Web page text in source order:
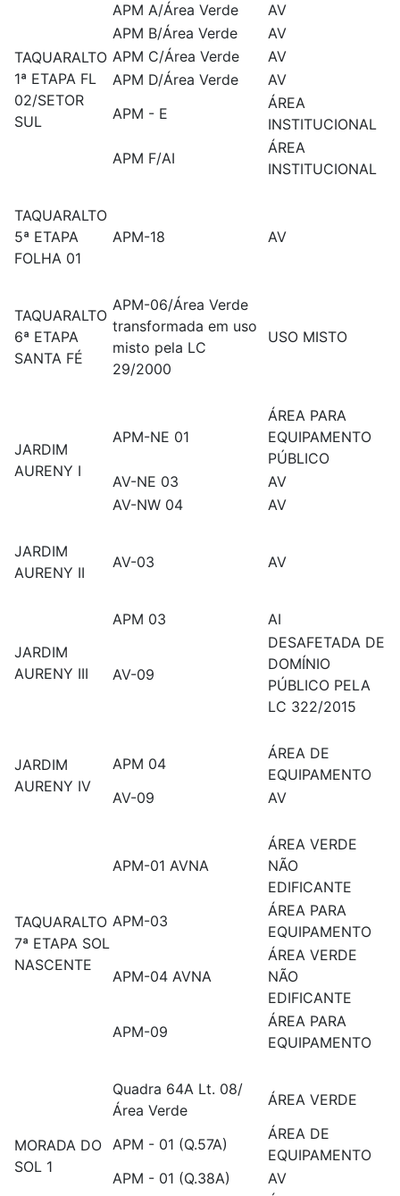
TAQUARALTO
1ª ETAPA FL
02/SETOR
SUL
APM A/Área Verde
AV
APM B/Área Verde
AV
APM C/Área Verde
AV
APM D/Área Verde
AV
APM - E
ÁREA
INSTITUCIONAL
APM F/AI
ÁREA
INSTITUCIONAL
TAQUARALTO
5ª ETAPA
FOLHA 01
APM-18 AV
TAQUARALTO
6ª ETAPA
SANTA FÉ
APM-06/Área Verde
transformada em uso
misto pela LC
29/2000
USO MISTO
JARDIM
AURENY I
APM-NE 01
ÁREA PARA
EQUIPAMENTO
PÚBLICO
AV-NE 03
AV
AV-NW 04
AV
JARDIM
AURENY II
AV-03 AV
JARDIM
AURENY III
APM 03 AI
AV-09
DESAFETADA DE
DOMÍNIO
PÚBLICO PELA
LC 322/2015
JARDIM
AURENY IV
APM 04
ÁREA DE
EQUIPAMENTO
AV-09
AV
TAQUARALTO
7ª ETAPA SOL
NASCENTE
APM-01 AVNA
ÁREA VERDE
NÃO
EDIFICANTE
APM-03
ÁREA PARA
EQUIPAMENTO
APM-04 AVNA
ÁREA VERDE
NÃO
EDIFICANTE
APM-09
ÁREA PARA
EQUIPAMENTO
MORADA DO
SOL 1
Quadra 64A Lt. 08/
Área Verde
ÁREA VERDE
APM - 01 (Q.57A)
ÁREA DE
EQUIPAMENTO
APM - 01 (Q.38A)
AV